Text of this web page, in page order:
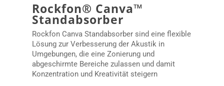
Rockfon® Canva™
Standabsorber
Rockfon Canva Standabsorber sind eine flexible
Lösung zur Verbesserung der Akustik in
Umgebungen, die eine Zonierung und
abgeschirmte Bereiche zulassen und damit
Konzentration und Kreativität steigern